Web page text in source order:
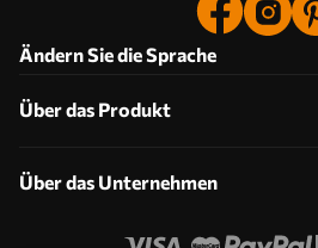
Ändern Sie die Sprache
Über das Produkt
Über das Unternehmen